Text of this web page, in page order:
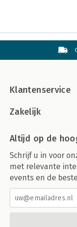
Klantenservice
Zakelijk
Altijd op de
Schrijf u in voor
met relevante
events en de